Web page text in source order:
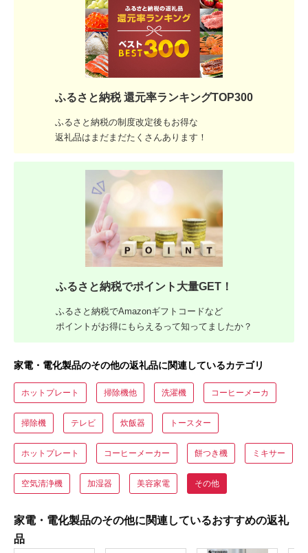
ふるさと納税 還元率ランキングTOP300
ふるさと納税の制度改定後もお得な
返礼品はまだまだたくさんあります！
ふるさと納税でポイント大量GET！
ふるさと納税でAmazonギフトコードなど
ポイントがお得にもらえるって知ってましたか？
家電・電化製品のその他の返礼品に関連しているカテゴリ
ホットプレート 掃除機他 洗濯機 コーヒーメーカ
掃除機 テレビ 炊飯器 トースター
ホットプレート コーヒーメーカー 餅つき機 ミキサー
空気清浄機 加湿器 美容家電 その他
家電・電化製品のその他に関連しているおすすめの返礼
品